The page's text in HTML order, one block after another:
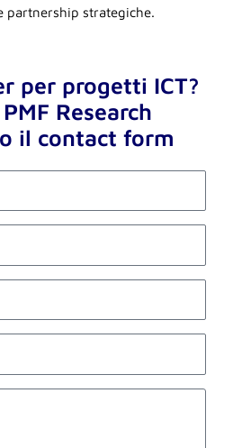
partnership strategiche.
per progetti ICT?
Research
il contact form